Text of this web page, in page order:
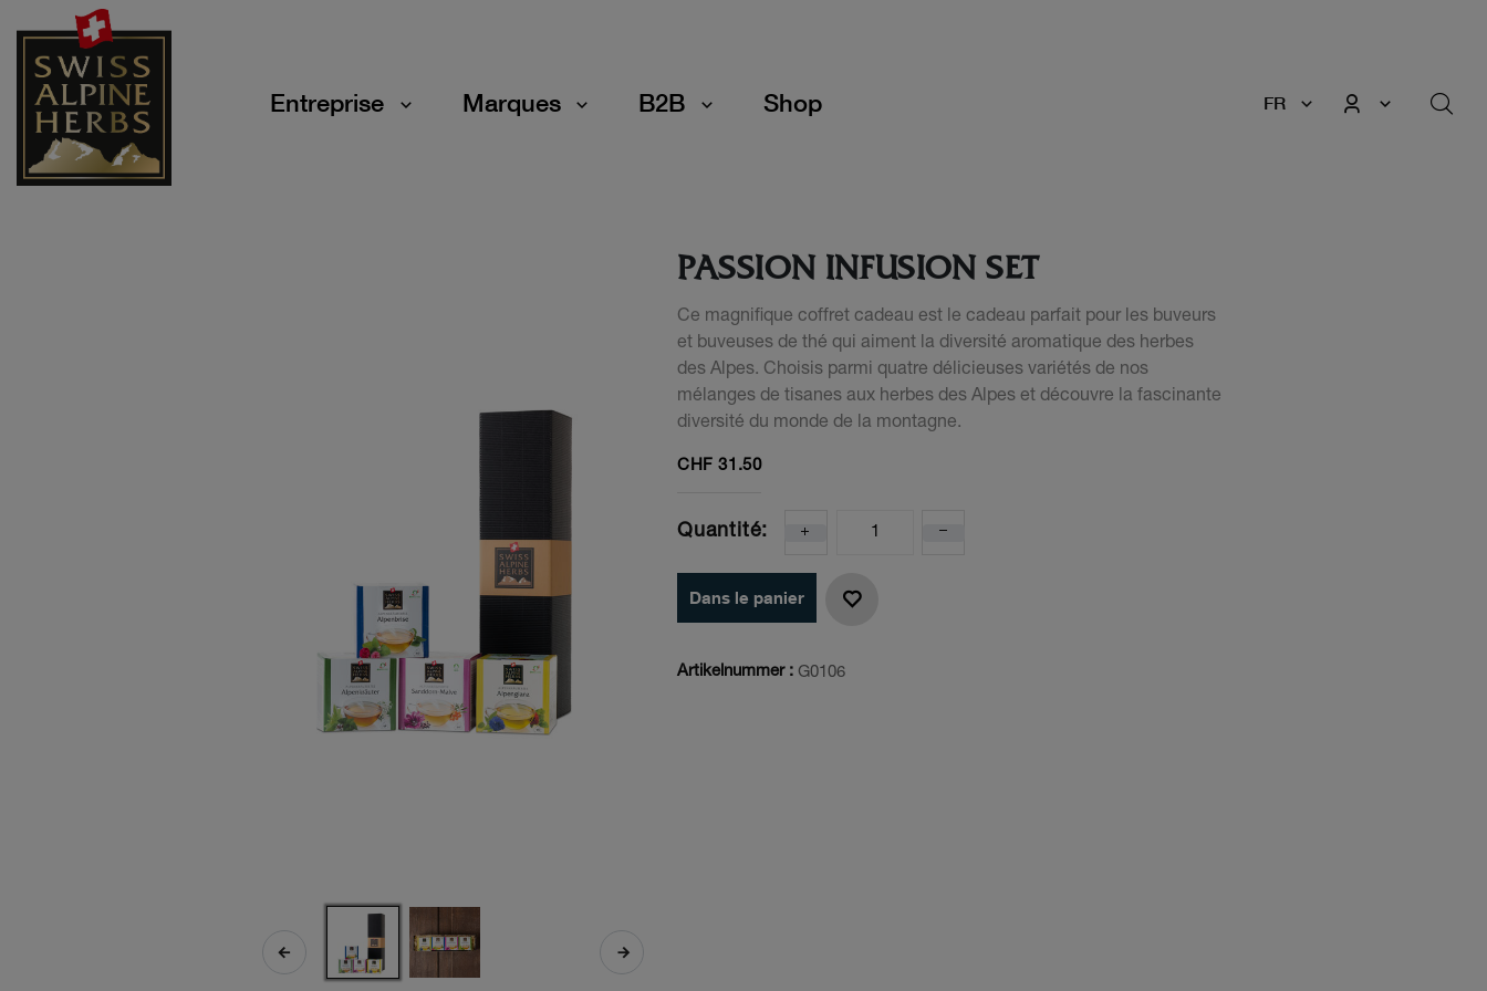
Entreprise Marques B2B Shop FR
PASSION INFUSION SET
Ce magnifique coffret cadeau est le cadeau parfait pour les buveurs
et buveuses de thé qui aiment la diversité aromatique des herbes
des Alpes. Choisis parmi quatre délicieuses variétés de nos
mélanges de tisanes aux herbes des Alpes et découvre la fascinante
diversité du monde de la montagne.
CHF31.50
Quantité:
Dans le panier
Artikelnummer : G0106